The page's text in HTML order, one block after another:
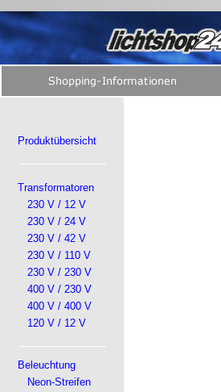
Produktübersicht
Transformatoren
230 V / 12 V
230 V / 24 V
230 V / 42 V
230 V / 110 V
230 V / 230 V
400 V / 230 V
400 V / 400 V
120 V / 12 V
Beleuchtung
Neon-Streifen